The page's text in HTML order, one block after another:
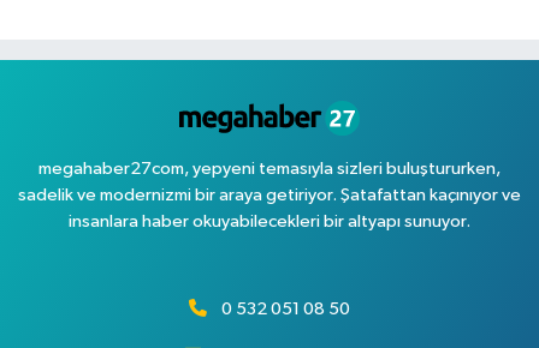
megahaber27com, yepyeni temasıyla sizleri buluştururken,
sadelik ve modernizmi bir araya getiriyor. Şatafattan kaçınıyor ve
insanlara haber okuyabilecekleri bir altyapı sunuyor.
0 532 051 08 50